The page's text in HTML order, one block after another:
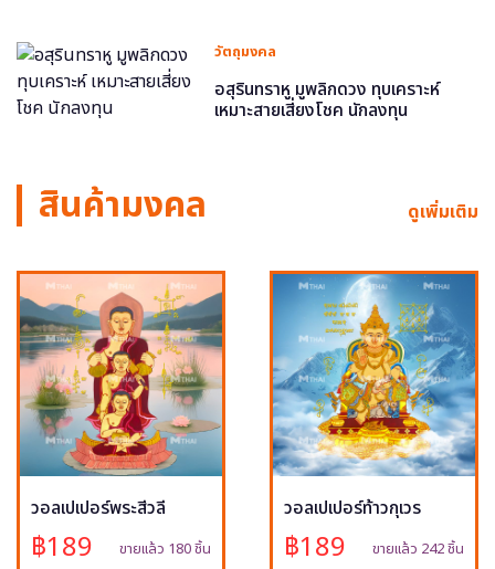
วัตถุมงคล
อสุรินทราหู มูพลิกดวง ทุบเคราะห์
เหมาะสายเสี่ยงโชค นักลงทุน
สินค้ามงคล ดูเพิ่มเติม
วอลเปเปอร์พระสีวลี
฿189 ขายแล้ว 180 ชิ้น
วอลเปเปอร์ท้าวกุเวร
฿189 ขายแล้ว 242 ชิ้น